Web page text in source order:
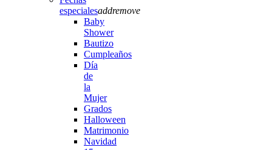
especialesaddremove
Baby
Shower
Bautizo
Cumpleaños
Día
de
la
Mujer
Grados
Halloween
Matrimonio
Navidad